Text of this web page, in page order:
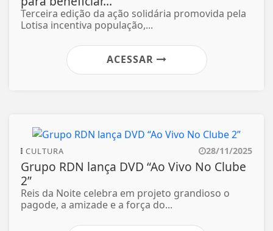
Terceira edição da ação solidária promovida pela
Lotisa incentiva população,...
ACESSAR
CULTURA 28/11/2025
Grupo RDN lança DVD “Ao Vivo No Clube
2”
Reis da Noite celebra em projeto grandioso o
pagode, a amizade e a força do...